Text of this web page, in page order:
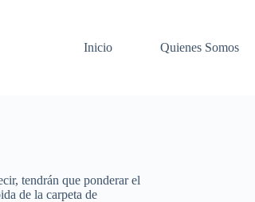
Inicio
Quienes Somos
tendrán que ponderar el
de la carpeta de